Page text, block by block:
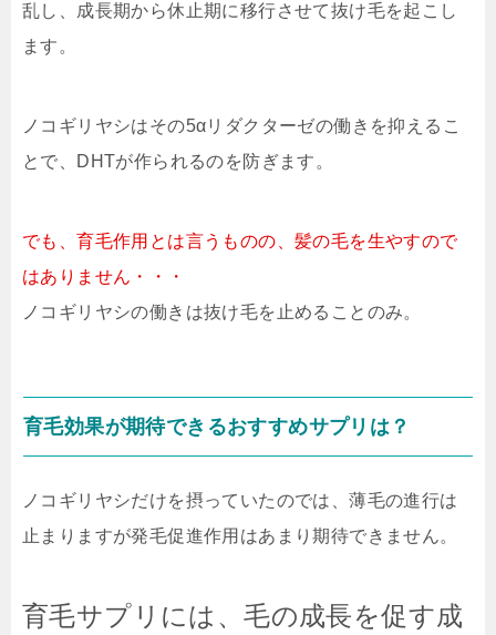
乱し、成長期から休止期に移行させて抜け毛を起こし
ます。
ノコギリヤシはその5αリダクターゼの働きを抑えるこ
とで、DHTが作られるのを防ぎます。
でも、育毛作用とは言うものの、髪の毛を生やすので
はありません・・・
ノコギリヤシの働きは抜け毛を止めることのみ。
育毛効果が期待できるおすすめサプリは？
ノコギリヤシだけを摂っていたのでは、薄毛の進行は
止まりますが発毛促進作用はあまり期待できません。
育毛サプリには、毛の成長を促す成